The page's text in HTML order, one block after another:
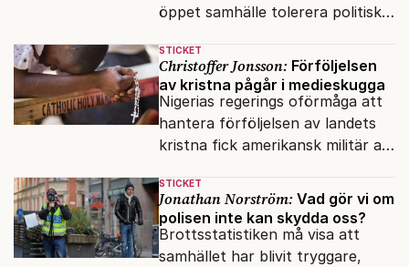
öppet samhälle tolerera politiska
inifrån?
STICKET
Christoffer Jonsson: Förföljelsen
av kristna pågår i medieskugga
Nigerias regerings oförmåga att
hantera förföljelsen av landets
kristna fick amerikansk militär att
milisen.
STICKET
Jonathan Norström: Vad gör vi om
polisen inte kan skydda oss?
Brottsstatistiken må visa att
samhället har blivit tryggare,